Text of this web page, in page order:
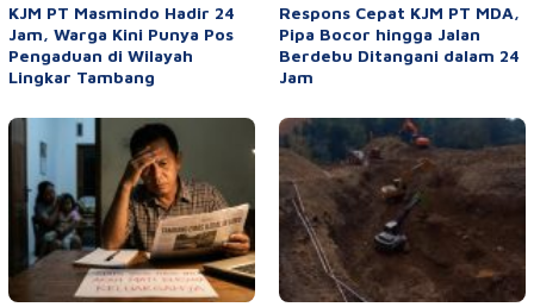
KJM PT Masmindo Hadir 24
Jam, Warga Kini Punya Pos
Pengaduan di Wilayah
Lingkar Tambang
Respons Cepat KJM PT MDA,
Pipa Bocor hingga Jalan
Berdebu Ditangani dalam 24
Jam